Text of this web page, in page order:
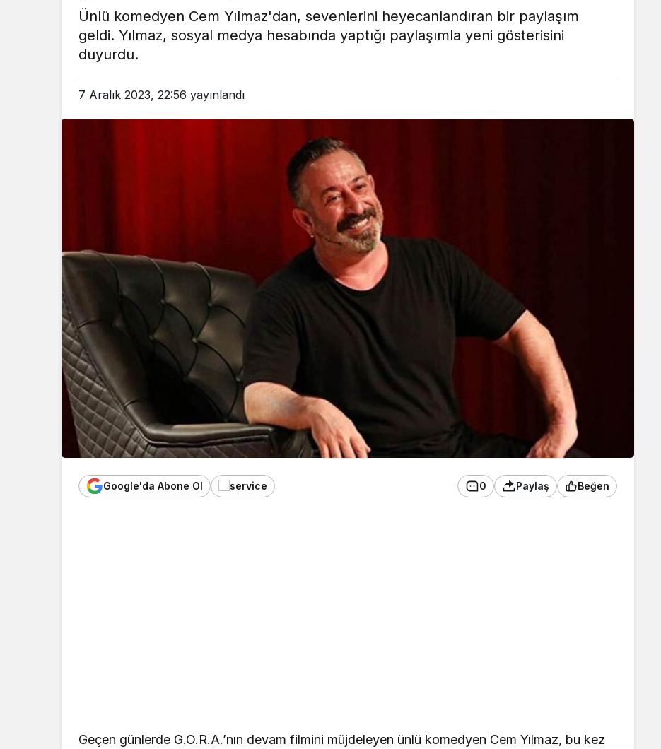
Ünlü komedyen Cem Yılmaz'dan, sevenlerini heyecanlandıran bir paylaşım
geldi. Yılmaz, sosyal medya hesabında yaptığı paylaşımla yeni gösterisini
duyurdu.
7 Aralık 2023, 22:56 yayınlandı
Google'da Abone Ol 0 Paylaş Beğen
Geçen günlerde G.O.R.A.’nın devam filmini müjdeleyen ünlü komedyen Cem Yılmaz, bu kez